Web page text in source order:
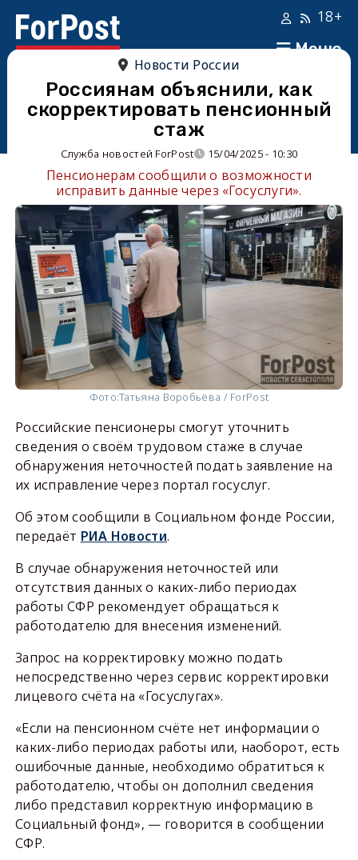
Меню
18+
Новости России
Россиянам объяснили, как
скорректировать пенсионный
стаж
Служба новостей ForPost 15/04/2025 - 10:30
Пенсионерам сообщили о возможности
исправить данные через «Госуслуги».
Фото:Татьяна Воробьёва / ForPost
Российские пенсионеры смогут уточнить
сведения о своём трудовом стаже в случае
обнаружения неточностей подать заявление на
их исправление через портал госуслуг.
Об этом сообщили в Социальном фонде России,
передаёт РИА Новости.
В случае обнаружения неточностей или
отсутствия данных о каких-либо периодах
работы СФР рекомендует обращаться к
работодателю для внесения изменений.
Запрос на корректировку можно подать
непосредственно через сервис корректировки
лицевого счёта на «Госуслугах».
«Если на пенсионном счёте нет информации о
каких-либо периодах работы или, наоборот, есть
ошибочные данные, необходимо обратиться к
работодателю, чтобы он дополнил сведения
либо представил корректную информацию в
Социальный фонд», — говорится в сообщении
СФР.